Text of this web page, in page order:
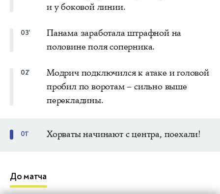
и у боковой линии.
03'
Панама заработала штрафной на
половине поля соперника.
02'
Модрич подключился к атаке и головой
пробил по воротам – сильно выше
перекладины.
01' Хорваты начинают с центра, поехали!
До матча